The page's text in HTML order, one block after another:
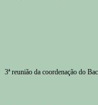
3ª reunião da coordenação do